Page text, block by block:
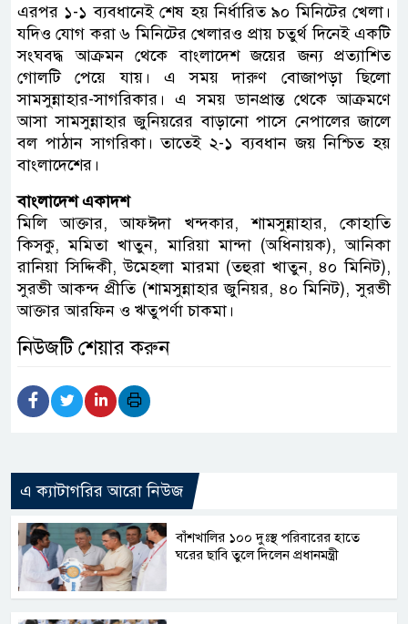
এরপর ১-১ ব্যবধানেই শেষ হয় নির্ধারিত ৯০ মিনিটের খেলা।
যদিও যোগ করা ৬ মিনিটের খেলারও প্রায় চতুর্থ দিনেই একটি
সংঘবদ্ধ আক্রমন থেকে বাংলাদেশ জয়ের জন্য প্রত্যাশিত
গোলটি পেয়ে যায়। এ সময় দারুণ বোজাপড়া ছিলো
সামসুন্নাহার-সাগরিকার। এ সময় ডানপ্রান্ত থেকে আক্রমণে
আসা সামসুন্নাহার জুনিয়রের বাড়ানো পাসে নেপালের জালে
বল পাঠান সাগরিকা। তাতেই ২-১ ব্যবধান জয় নিশ্চিত হয়
বাংলাদেশের।
বাংলাদেশ একাদশ
মিলি আক্তার, আফঈদা খন্দকার, শামসুন্নাহার, কোহাতি
কিসকু, মমিতা খাতুন, মারিয়া মান্দা (অধিনায়ক), আনিকা
রানিয়া সিদ্দিকী, উমেহলা মারমা (তহুরা খাতুন, ৪০ মিনিট),
সুরভী আকন্দ প্রীতি (শামসুন্নাহার জুনিয়র, ৪০ মিনিট), সুরভী
আক্তার আরফিন ও ঋতুপর্ণা চাকমা।
নিউজটি শেয়ার করুন
এ ক্যাটাগরির আরো নিউজ
বাঁশখালির ১০০ দুঃস্থ পরিবারের হাতে
ঘরের ছাবি তুলে দিলেন প্রধানমন্ত্রী